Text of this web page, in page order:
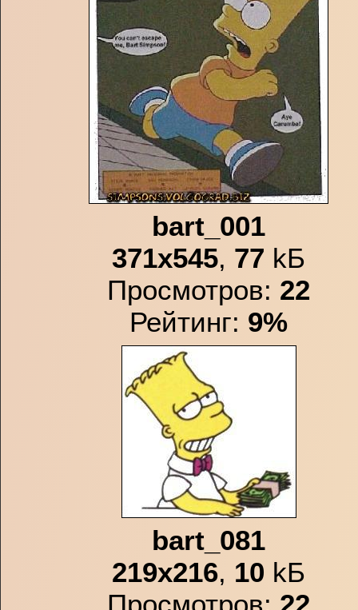
bart_001
371x545, 77 kБ
Просмотров: 22
Рейтинг: 9%
bart_081
219x216, 10 kБ